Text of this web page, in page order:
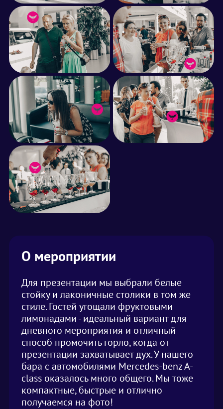
О мероприятии
Для презентации мы выбрали белые
стойку и лаконичные столики в том же
стиле. Гостей угощали фруктовыми
лимонадами - идеальный вариант для
дневного мероприятия и отличный
способ промочить горло, когда от
презентации захватывает дух. У нашего
бара с автомобилями Mercedes-benz A-
class оказалось много общего. Мы тоже
компактные, быстрые и отлично
получаемся на фото!